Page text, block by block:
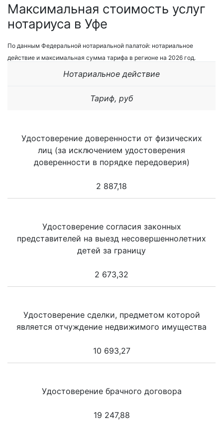
Максимальная стоимость услуг
нотариуса в Уфе
По данным Федеральной нотариальной палатой: нотариальное
действие и максимальная сумма тарифа в регионе на 2026 год.
Нотариальное действие
Тариф, руб
Удостоверение доверенности от физических
лиц (за исключением удостоверения
доверенности в порядке передоверия)
2 887,18
Удостоверение согласия законных
представителей на выезд несовершеннолетних
детей за границу
2 673,32
Удостоверение сделки, предметом которой
является отчуждение недвижимого имущества
10 693,27
Удостоверение брачного договора
19 247,88